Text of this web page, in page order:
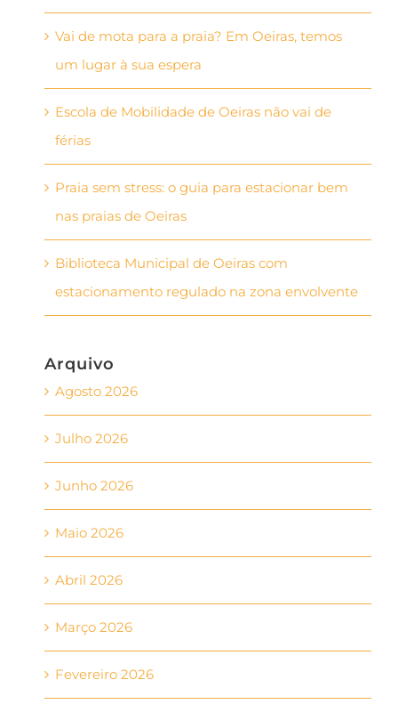
Vai de mota para a praia? Em Oeiras, temos
um lugar à sua espera
Escola de Mobilidade de Oeiras não vai de
férias
Praia sem stress: o guia para estacionar bem
nas praias de Oeiras
Biblioteca Municipal de Oeiras com
estacionamento regulado na zona envolvente
Arquivo
Agosto 2026
Julho 2026
Junho 2026
Maio 2026
Abril 2026
Março 2026
Fevereiro 2026